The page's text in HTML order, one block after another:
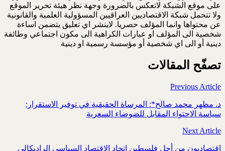
على موقع الشبكة لاتعكس بالضرورة وجهة نظر هيئة تحرير الموقع
ولا تتحمل شبكة الاقتصاديين العراقيين المسؤولية العلمية والقانونية
عن محتواها وانما المؤلف حصريا. لاينشر اي تعليق يتضمن اساءة
شخصية الى المؤلف او عبارات الكراهية الى مكون اجتماعي وطائفة
دينية أو الى اي شخصية أو مؤسسة رسمية او دينية
تصفّح المقالات
Previous Article
د. مظهر محمد صالح*: المرساة الحقيقية في توفير الاستقرار:
سياسة الاحتواء المقابل للضوضاء السعرية
Next Article
اقتصاديون من أجل فلسطين اتحاد الاقتصاد السياسي الراديكالي